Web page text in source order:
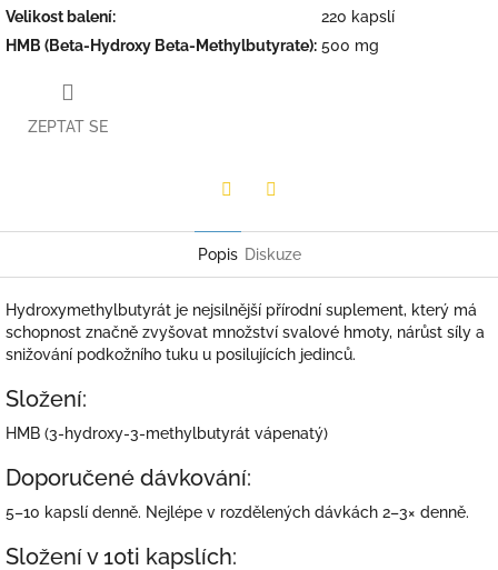
Velikost balení:
220 kapslí
HMB (Beta-Hydroxy Beta-Methylbutyrate): 500 mg
ZEPTAT SE
Popis Diskuze
Hydroxymethyl­butyrát je nejsilnější přírodní suplement, který má
schopnost značně zvyšovat množství svalové hmoty, nárůst síly a
snižování podkožního tuku u posilujících jedinců.
Složení:
HMB (3-hydroxy-3-methylbutyrát vápenatý)
Doporučené dávkování:
5–10 kapslí denně. Nejlépe v rozdělených dávkách 2–3× denně.
Složení v 10ti kapslích: